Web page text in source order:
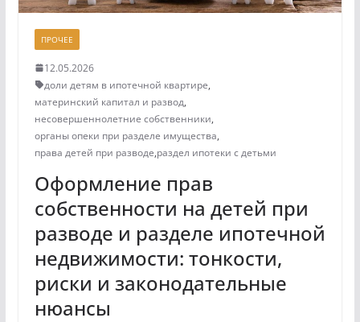
ПРОЧЕЕ
12.05.2026
доли детям в ипотечной квартире,
материнский капитал и развод,
несовершеннолетние собственники,
органы опеки при разделе имущества,
права детей при разводе,раздел ипотеки с детьми
Оформление прав
собственности на детей при
разводе и разделе ипотечной
недвижимости: тонкости,
риски и законодательные
нюансы